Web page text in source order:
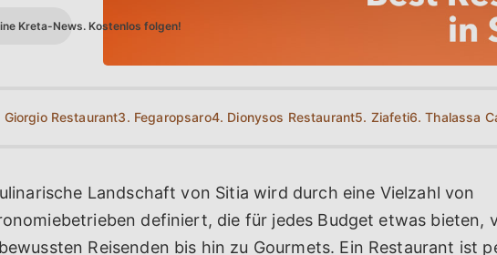
Kreta-News. Kostenlos folgen!
Giorgio Restaurant3. Fegaropsaro4. Dionysos Restaurant5. Ziafeti6. Thalassa
Landschaft von Sitia wird durch eine Vielzahl von
definiert, die für jedes Budget etwas bieten,
Reisenden bis hin zu Gourmets. Ein Restaurant ist